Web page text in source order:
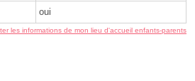
oui
les informations de mon lieu d'accueil enfants-parents